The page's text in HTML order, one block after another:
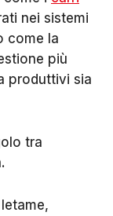
nei sistemi
come la
più
produttivi sia
tra